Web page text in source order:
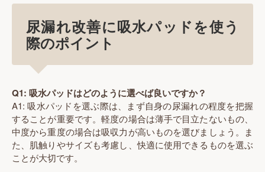
尿漏れ改善に吸水パッドを使う
際のポイント
Q1: 吸水パッドはどのように選べば良いですか？
A1: 吸水パッドを選ぶ際は、まず自身の尿漏れの程度を把握
することが重要です。軽度の場合は薄手で目立たないもの、
中度から重度の場合は吸収力が高いものを選びましょう。ま
た、肌触りやサイズも考慮し、快適に使用できるものを選ぶ
ことが大切です。